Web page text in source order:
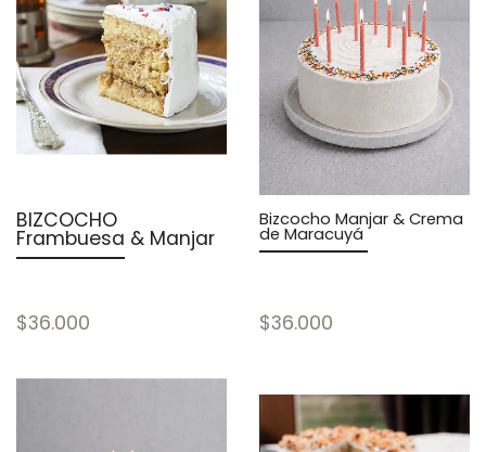
BIZCOCHO
Frambuesa & Manjar
$36.000
Bizcocho Manjar & Crema
de Maracuyá
$36.000